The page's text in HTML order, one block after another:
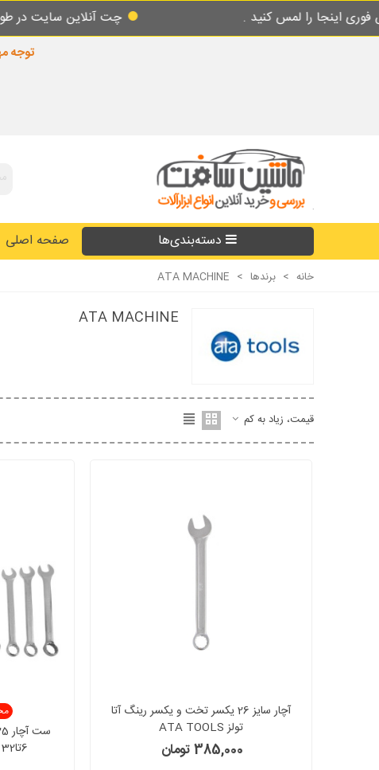
چت آنلاین سایت در طول شبانه روز پاسخگوی شما
توجه مهم
دسته‌بندی‌ها صفحه اصلی
خانه > برندها >
ATA MACHINE
ATA MACHINE
قیمت، زیاد به کم
آچار سایز 26 یکسر تخت و یکسر رینگ آتا
تولز ATA TOOLS
385,000 تومان
6تا32 آتا ATA مدل BX2500